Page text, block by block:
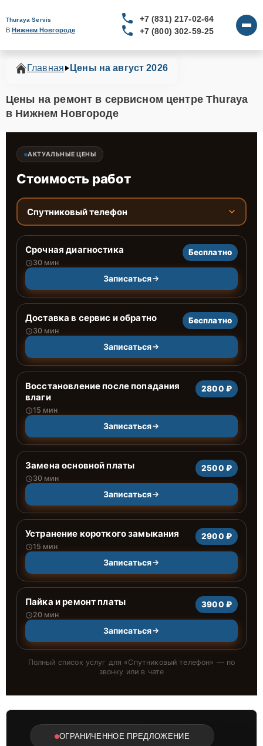
Thuraya Servis
В Нижнем Новгороде
+7 (831) 217-02-64
+7 (800) 302-59-25
Главная Цены на август 2026
Цены на ремонт в сервисном центре Thuraya
в Нижнем Новгороде
АКТУАЛЬНЫЕ ЦЕНЫ
Стоимость работ
Спутниковый телефон
Срочная диагностика
30 мин
Бесплатно
Записаться
Доставка в сервис и обратно
30 мин
Бесплатно
Записаться
Восстановление после попадания
влаги
15 мин
2800 ₽
Записаться
Замена основной платы
30 мин
2500 ₽
Записаться
Устранение короткого замыкания
15 мин
2900 ₽
Записаться
Пайка и ремонт платы
20 мин
3900 ₽
Записаться
Полный список услуг для «Спутниковый телефон» — по
звонку или в чате
ОГРАНИЧЕННОЕ ПРЕДЛОЖЕНИЕ